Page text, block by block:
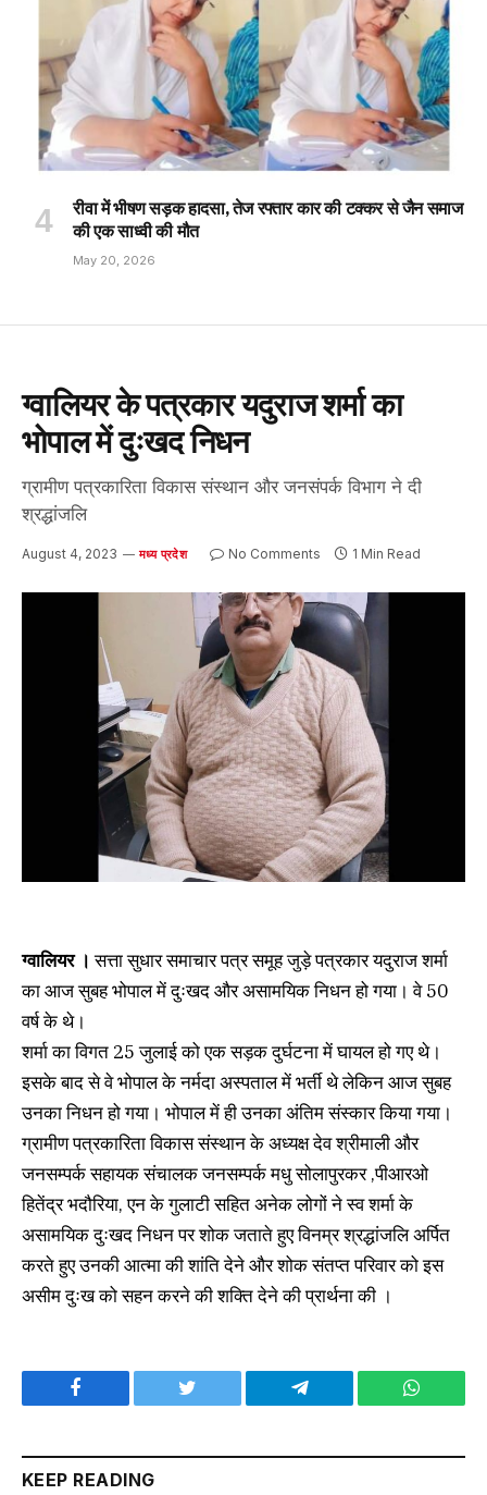
रीवा में भीषण सड़क हादसा, तेज रफ्तार कार की टक्कर से जैन समाज
की एक साध्वी की मौत
May 20, 2026
ग्वालियर के पत्रकार यदुराज शर्मा का
भोपाल में दुःखद निधन
ग्रामीण पत्रकारिता विकास संस्थान और जनसंपर्क विभाग ने दी
श्रद्धांजलि
August 4, 2023 मध्य प्रदेश No Comments 1 Min Read
ग्वालियर ।सत्ता सुधार समाचार पत्र समूह जुड़े पत्रकार यदुराज शर्मा
का आज सुबह भोपाल में दुःखद और असामयिक निधन हो गया। वे 50
वर्ष के थे।
शर्मा का विगत 25 जुलाई को एक सड़क दुर्घटना में घायल हो गए थे।
इसके बाद से वे भोपाल के नर्मदा अस्पताल में भर्ती थे लेकिन आज सुबह
उनका निधन हो गया। भोपाल में ही उनका अंतिम संस्कार किया गया।
ग्रामीण पत्रकारिता विकास संस्थान के अध्यक्ष देव श्रीमाली और
जनसम्पर्क सहायक संचालक जनसम्पर्क मधु सोलापुरकर ,पीआरओ
हितेंद्र भदौरिया, एन के गुलाटी सहित अनेक लोगों ने स्व शर्मा के
असामयिक दुःखद निधन पर शोक जताते हुए विनम्र श्रद्धांजलि अर्पित
करते हुए उनकी आत्मा की शांति देने और शोक संतप्त परिवार को इस
असीम दुःख को सहन करने की शक्ति देने की प्रार्थना की ।
Facebook Twitter Telegram
KEEP READING